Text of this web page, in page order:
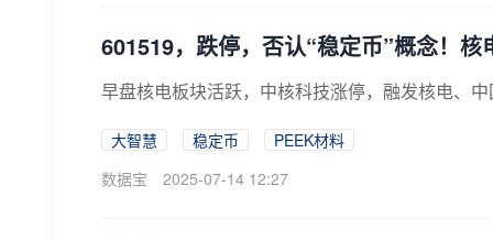
601519，跌停，否认“稳定币”概念！
早盘核电板块活跃，中核科技涨停，融发核电、
大智慧 稳定币
PEEK材料
数据宝
2025-07-14 12:27